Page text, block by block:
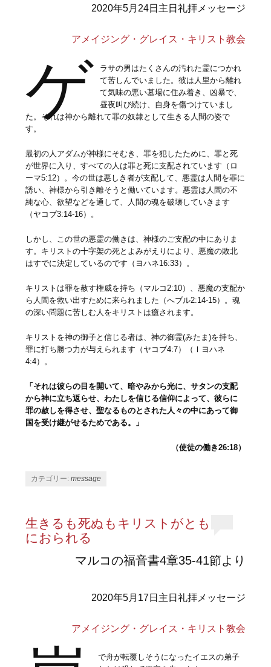
2020年5月24日主日礼拝メッセージ
アメイジング・グレイス・キリスト教会
ゲ
ラサの男はたくさんの汚れた霊につかれ
て苦しんでいました。彼は人里から離れ
て気味の悪い墓場に住み着き、凶暴で、
昼夜叫び続け、自身を傷つけていまし
た。それは神から離れて罪の奴隷として生きる人間の姿で
す。
最初の人アダムが神様にそむき、罪を犯したために、罪と死
が世界に入り、すべての人は罪と死に支配されています（ロ
ーマ5:12）。今の世は悪しき者が支配して、悪霊は人間を罪に
誘い、神様から引き離そうと働いています。悪霊は人間の不
純な心、欲望などを通して、人間の魂を破壊していきます
（ヤコブ3:14-16）。
しかし、この世の悪霊の働きは、神様のご支配の中にありま
す。キリストの十字架の死とよみがえりにより、悪魔の敗北
はすでに決定しているのです（ヨハネ16:33）。
キリストは罪を赦す権威を持ち（マルコ2:10）、悪魔の支配か
ら人間を救い出すために来られました（へブル2:14-15）。魂
の深い問題に苦しむ人をキリストは癒されます。
キリストを神の御子と信じる者は、神の御霊(みたま)を持ち、
罪に打ち勝つ力が与えられます（ヤコブ4:7）（Ⅰヨハネ
4:4）。
「それは彼らの目を開いて、暗やみから光に、サタンの支配
から神に立ち返らせ、わたしを信じる信仰によって、彼らに
罪の赦しを得させ、聖なるものとされた人々の中にあって御
国を受け継がせるためである。」
（使徒の働き26:18）
カテゴリー:message
生きるも死ぬもキリストがとも
におられる
マルコの福音書4章35-41節より
2020年5月17日主日礼拝メッセージ
アメイジング・グレイス・キリスト教会
で舟が転覆しそうになったイエスの弟子